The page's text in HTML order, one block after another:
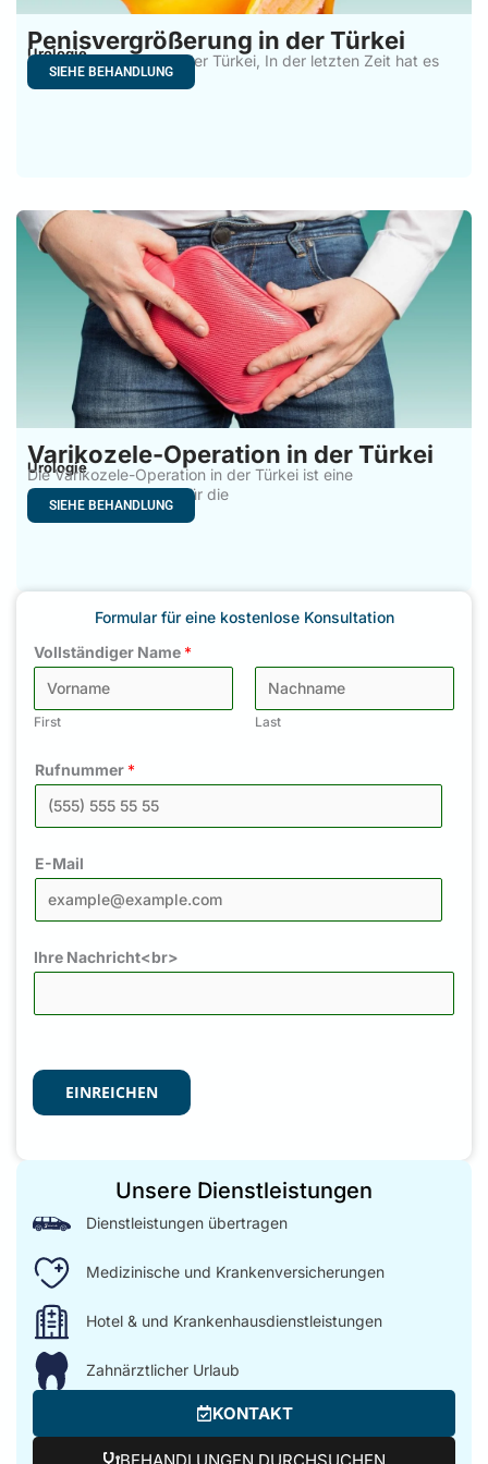
Penisvergrößerung in der Türkei
Urologie
Penisvergrößerung in der Türkei, In der letzten Zeit hat es
SIEHE BEHANDLUNG
Varikozele-Operation in der Türkei
Urologie
Die Varikozele-Operation in der Türkei ist eine
Standardbehandlung für die
SIEHE BEHANDLUNG
Formular für eine kostenlose Konsultation
Vollständiger Name *
First Last
Rufnummer *
E-Mail
Ihre Nachricht<br>
EINREICHEN
Unsere Dienstleistungen
Dienstleistungen übertragen
Medizinische und Krankenversicherungen
Hotel & und Krankenhausdienstleistungen
Zahnärztlicher Urlaub
KONTAKT
BEHANDLUNGEN DURCHSUCHEN